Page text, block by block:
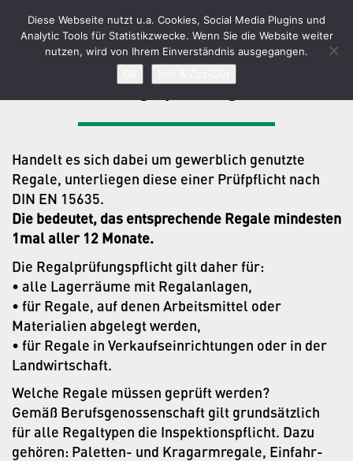
Toggle
GUIDO ANTON
Regalprüfung
Handelt es sich dabei um gewerblich genutzte
Regale, unterliegen diese einer Prüfpflicht nach
DIN EN 15635.
Die bedeutet, das entsprechende Regale mindesten
1mal aller 12 Monate.
Die Regalprüfungspflicht gilt daher für:
• alle Lagerräume mit Regalanlagen,
• für Regale, auf denen Arbeitsmittel oder
Materialien abgelegt werden,
• für Regale in Verkaufseinrichtungen oder in der
Landwirtschaft.
Welche Regale müssen geprüft werden?
Gemäß Berufsgenossenschaft gilt grundsätzlich
für alle Regaltypen die Inspektionspflicht. Dazu
gehören: Paletten- und Kragarmregale, Einfahr-
Diese Webseite nutzt u.a. Cookies, Social Media Plugins und
Analytic Tools für Statistikzwecke. Wenn Sie die Website weiter
nutzen, wird von Ihrem Einverständnis ausgegangen.